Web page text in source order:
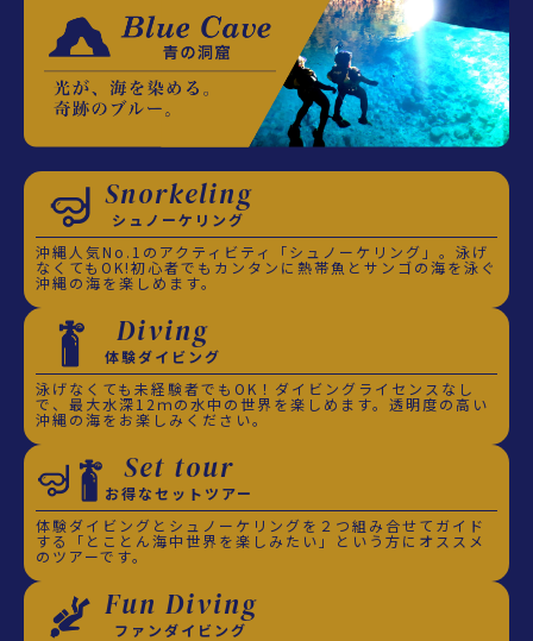
Snorkeling
シュノーケリング
沖縄人気No.1のアクティビティ「シュノーケリング」。泳げ
なくてもOK!初心者でもカンタンに熱帯魚とサンゴの海を泳ぐ
沖縄の海を楽しめます。
Diving
体験ダイビング
泳げなくても未経験者でもOK！ダイビングライセンスなし
で、最大水深12ｍの水中の世界を楽しめます。透明度の高い
沖縄の海をお楽しみください。
Set tour
お得なセットツアー
体験ダイビングとシュノーケリングを２つ組み合せてガイド
する「とことん海中世界を楽しみたい」という方にオススメ
のツアーです。
Fun Diving
ファンダイビング